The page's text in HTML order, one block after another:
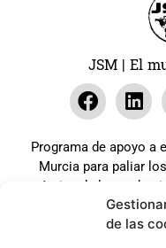
de las
JSM | El
Programa de apoyo a
Murcia para paliar
económica de la
coste cero